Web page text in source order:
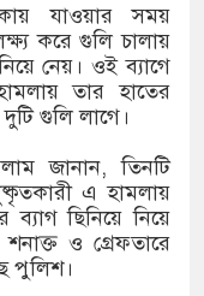
যাওয়ার সময়
করে গুলি চালায়
নেয়। ওই ব্যাগে
তার হাতের
গুলি লাগে।
জানান, তিনটি
এ হামলায়
ছিনিয়ে নিয়ে
ও গ্রেফতারে
পুলিশ।